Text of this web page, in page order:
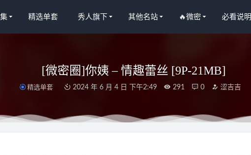
精选单套 秀人旗下 其他名站 🔥微密 必看说明
[微密圈]你姨 – 情趣蕾丝 [9P-21MB]
精选单套 2024 年 6 月 4 日 下午2:49 291 0 涩吉吉